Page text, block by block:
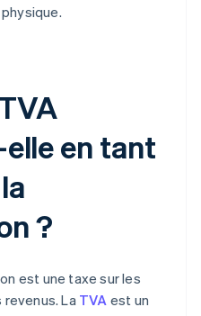
en tant
?
est une taxe sur les
La TVA est un